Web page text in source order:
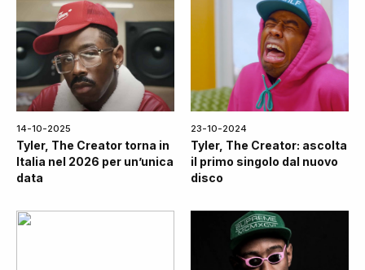
14-10-2025
Tyler, The Creator torna in
Italia nel 2026 per un’unica
data
23-10-2024
Tyler, The Creator: ascolta
il primo singolo dal nuovo
disco